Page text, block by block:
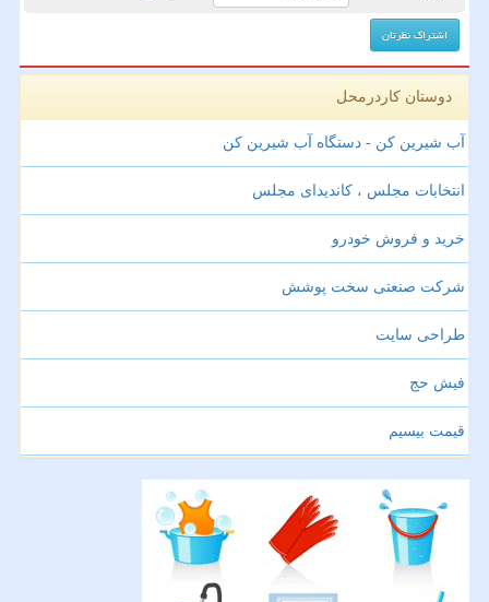
دوستان کاردرمحل
آب شیرین کن - دستگاه آب شیرین کن
انتخابات مجلس ، کاندیدای مجلس
خرید و فروش خودرو
شرکت صنعتی سخت پوشش
طراحی سایت
فیش حج
قیمت بیسیم